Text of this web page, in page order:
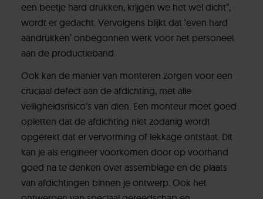
een beetje hard drukken, krijgen we het wel dicht”,
wordt er gedacht. Vervolgens blijkt dat ‘even hard
aandrukken’ onbegonnen werk voor het personeel
aan de productieband.
Ook kan de manier van monteren zorgen voor een
cruciaal defect aan de afdichting, met alle
veiligheidsrisico’s van dien. Een monteur moet goed
opletten dat de afdichting niet zodanig wordt
opgerekt dat er vervorming of lekkage ontstaat. Dit
kan je als engineer voorkomen door op voorhand
goed na te denken over assemblage en de plaats
van afdichtingen binnen je ontwerp. Ook het